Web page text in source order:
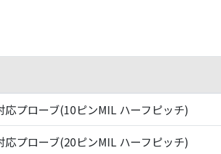
プローブ(10ピンMIL ハーフピッチ)
プローブ(20ピンMIL ハーフピッチ)